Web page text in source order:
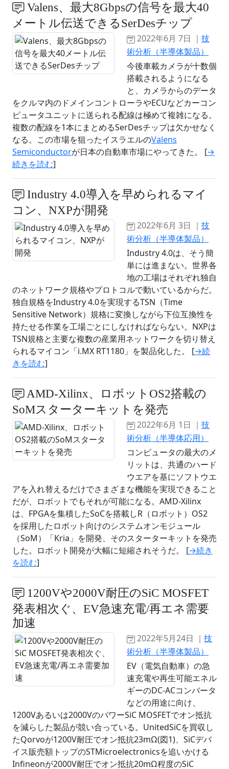
Valens、最大8Gbpsの信号を最大40
メートル伝送できるSerDesチップ
2022年6月 7日 ｜ 技
術分析（半導体製品）
今後車載カメラが十数個
搭載されるようになる
と、カメラからのデータ
をクルマ内のドメインコントローラやECUなどカーコン
ピュータユニットに送られる配線は極めて複雑になる。
複数の配線を1本にまとめるSerDesチップは欠かせなく
なる。この市場を狙ったイスラエルのValens
Semiconductorが日本の自動車市場にやってきた。 [→
続きを読む]
Industry 4.0導入を早められるマイ
コン、NXPが開発
2022年6月 3日 ｜ 技
術分析（半導体製品）
Industry 4.0は、そう簡
単には進まない。世界各
地の工場はそれぞれ独自
のネットワーク規格やプロトコルで動いているからだ。
独自規格をIndustry 4.0を実現するTSN（Time
Sensitive Network）規格に変換しながら下位互換性を
持たせる作業を工場ごとにしなければならない。NXPは
TSN規格と主要な複数の産業用ネットワークを切り替え
られるマイコン「i.MX RT1180」を製品化した。 [→続
きを読む]
AMD-Xilinx、ロボットOS2搭載の
SoMスターターキットを発売
2022年6月 1日 ｜ 技
術分析（半導体応用）
コンピュータの最大のメ
リットは、共通のハード
ウエアを基にソフトウエ
アを入れ替えるだけでさまざまな機能を実現できること
だが、ロボットでもそれが可能になる。AMD-Xilinx
は、FPGAを集積したSoCを搭載しR（ロボット）OS2
を採用したロボット向けのシステムオンモジュール
（SoM）「Kria」を開発、そのスターターキットを発売
した。ロボット開発が大幅に短縮されそうだ。 [→続き
を読む]
1200Vや2000V耐圧のSiC MOSFET
発表相次ぐ、EV急速充電/再エネ需要
加速
2022年5月24日 ｜ 技
術分析（半導体製品）
EV（電気自動車）の急
速充電や再生可能エネル
ギーのDC-ACコンバータ
などの用途に向け、
1200Vあるいは2000VのパワーSiC MOSFETでオン抵抗
を減らした製品が競い合っている。UnitedSiCを買収し
たQorvoが1200V耐圧でオン抵抗23mΩ(図1)、SiCデバ
イス販売額トップのSTMicroelectronicsを追いかける
Infineonが2000V耐圧でオン抵抗20mΩ程度のSiC